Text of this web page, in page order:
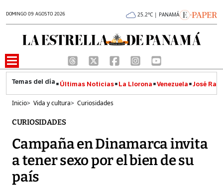
DOMINGO 09 AGOSTO 2026 25.2°C | PANAMÁ
Últimas Noticias La Llorona Venezuela José
Inicio> Vida y cultura> Curiosidades
CURIOSIDADES
Campaña en Dinamarca invita
a tener sexo por el bien de su
país